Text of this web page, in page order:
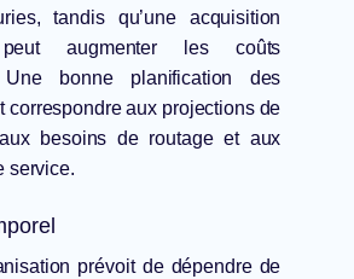
tandis qu’une acquisition
peut augmenter les coûts
Une bonne planification des
correspondre aux projections de
besoins de routage et aux
service.
prévoit de dépendre de